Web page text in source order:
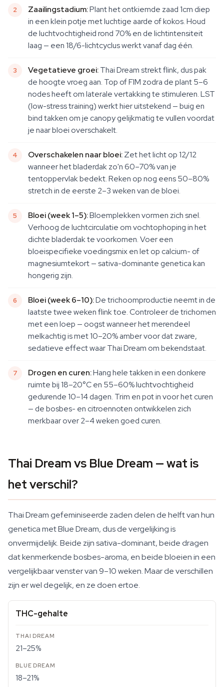
Zaailingstadium:Plant het ontkiemde zaad 1cm diep
in een klein potje met luchtige aarde of kokos. Houd
de luchtvochtigheid rond 70% en de lichtintensiteit
laag — een 18/6-lichtcyclus werkt vanaf dag één.
Vegetatieve groei:Thai Dream strekt flink, dus pak
de hoogte vroeg aan. Top of FIM zodra de plant 5–6
nodes heeft om laterale vertakking te stimuleren. LST
(low-stress training) werkt hier uitstekend — buig en
bind takken om je canopy gelijkmatig te vullen voordat
je naar bloei overschakelt.
Overschakelen naar bloei:Zet het licht op 12/12
wanneer het bladerdak zo'n 60–70% van je
tentoppervlak bedekt. Reken op nog eens 50–80%
stretch in de eerste 2–3 weken van de bloei.
Bloei (week 1–5):Bloemplekken vormen zich snel.
Verhoog de luchtcirculatie om vochtophoping in het
dichte bladerdak te voorkomen. Voer een
bloeispecifieke voedingsmix en let op calcium- of
magnesiumtekort — sativa-dominante genetica kan
hongerig zijn.
Bloei (week 6–10):De trichoomproductie neemt in de
laatste twee weken flink toe. Controleer de trichomen
met een loep — oogst wanneer het merendeel
melkachtig is met 10–20% amber voor dat zware,
sedatieve effect waar Thai Dream om bekendstaat.
Drogen en curen:Hang hele takken in een donkere
ruimte bij 18–20°C en 55–60% luchtvochtigheid
gedurende 10–14 dagen. Trim en pot in voor het curen
— de bosbes- en citroennoten ontwikkelen zich
merkbaar over 2–4 weken goed curen.
Thai Dream vs Blue Dream — wat is
het verschil?
Thai Dream gefeminiseerde zaden delen de helft van hun
genetica met Blue Dream, dus de vergelijking is
onvermijdelijk. Beide zijn sativa-dominant, beide dragen
dat kenmerkende bosbes-aroma, en beide bloeien in een
vergelijkbaar venster van 9–10 weken. Maar de verschillen
zijn er wel degelijk, en ze doen ertoe.
THC-gehalte
21–25%
18–21%